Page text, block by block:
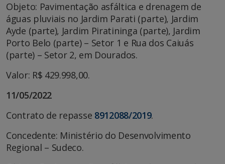
Objeto: Pavimentação asfáltica e drenagem de
águas pluviais no Jardim Parati (parte), Jardim
Ayde (parte), Jardim Piratininga (parte), Jardim
Porto Belo (parte) – Setor 1 e Rua dos Caiuás
(parte) – Setor 2, em Dourados.
Valor: R$ 429.998,00.
11/05/2022
Contrato de repasse 8912088/2019.
Concedente: Ministério do Desenvolvimento
Regional – Sudeco.